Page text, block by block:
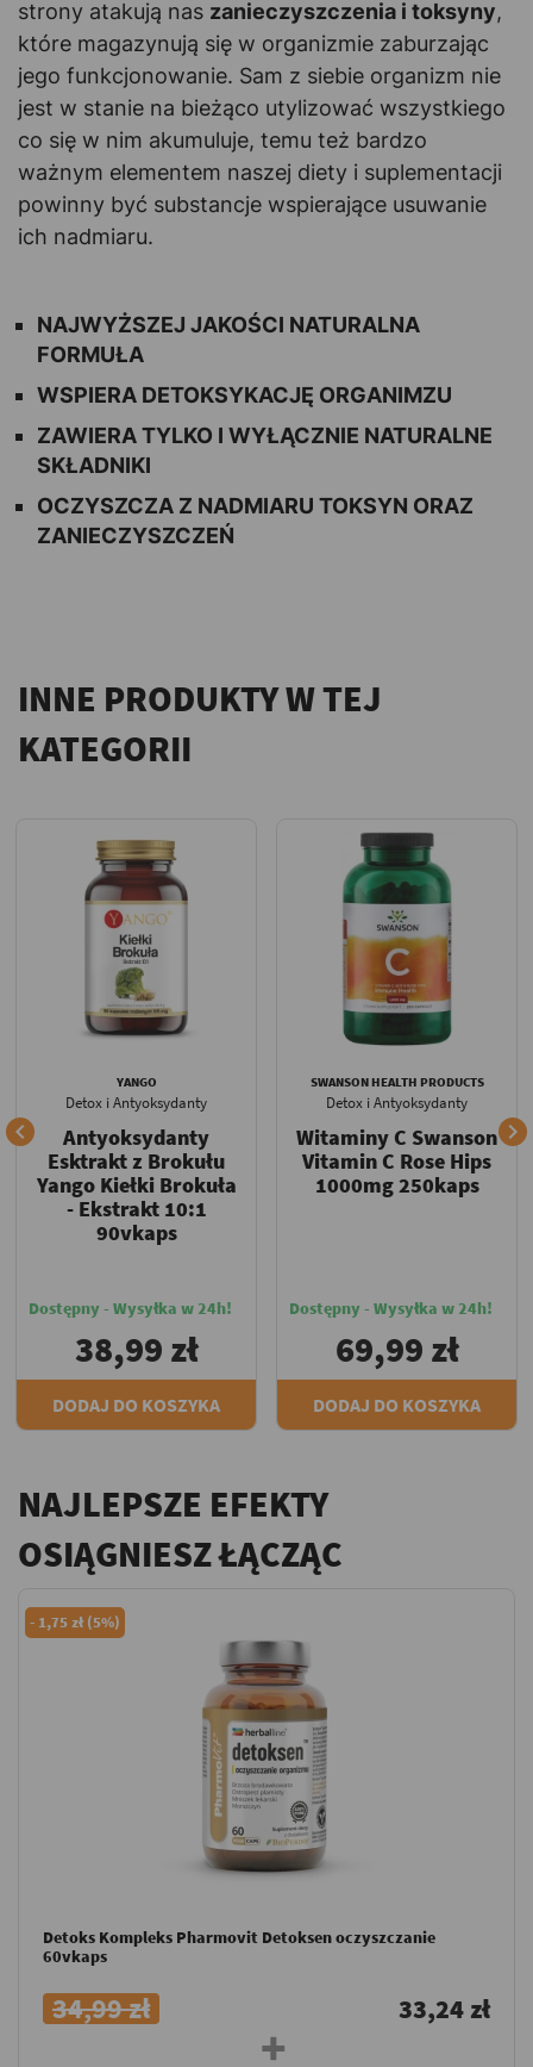
strony atakują nas zanieczyszczenia i toksyny,
które magazynują się w organizmie zaburzając
jego funkcjonowanie. Sam z siebie organizm nie
jest w stanie na bieżąco utylizować wszystkiego
co się w nim akumuluje, temu też bardzo
ważnym elementem naszej diety i suplementacji
powinny być substancje wspierające usuwanie
ich nadmiaru.
NAJWYŻSZEJ JAKOŚCI NATURALNA
FORMUŁA
WSPIERA DETOKSYKACJĘ ORGANIMZU
ZAWIERA TYLKO I WYŁĄCZNIE NATURALNE
SKŁADNIKI
OCZYSZCZA Z NADMIARU TOKSYN ORAZ
ZANIECZYSZCZEŃ
INNE PRODUKTY W TEJ
KATEGORII

YANGO
Detox i Antyoksydanty
Antyoksydanty
Esktrakt z Brokułu
Yango Kiełki Brokuła
- Ekstrakt 10:1
90vkaps
Dostępny - Wysyłka w 24h!
38,99 zł
DODAJ DO KOSZYKA
SWANSON HEALTH PRODUCTS
Detox i Antyoksydanty
Witaminy C Swanson
Vitamin C Rose Hips
1000mg 250kaps
Dostępny - Wysyłka w 24h!
69,99 zł
DODAJ DO KOSZYKA

NAJLEPSZE EFEKTY
OSIĄGNIESZ ŁĄCZĄC
- 1,75 zł (5%)
Detoks Kompleks Pharmovit Detoksen oczyszczanie
60vkaps
34,99 zł 33,24 zł